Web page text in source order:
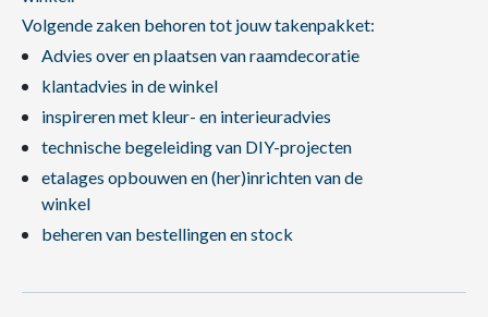
Volgende zaken behoren tot jouw takenpakket:
Advies over en plaatsen van raamdecoratie
klantadvies in de winkel
inspireren met kleur- en interieuradvies
technische begeleiding van DIY-projecten
etalages opbouwen en (her)inrichten van de
winkel
beheren van bestellingen en stock